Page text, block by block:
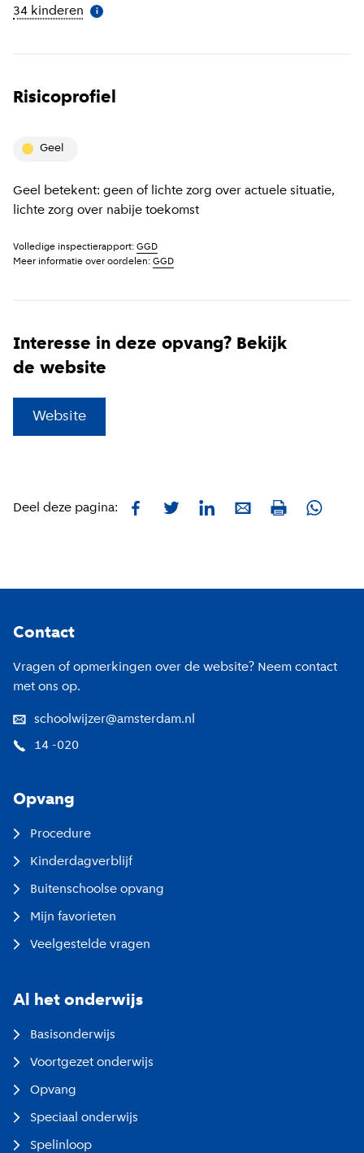
34 kinderen Meer informatie
i
Risicoprofiel
geel
Geel betekent: geen of lichte zorg over actuele situatie,
lichte zorg over nabije toekomst
Volledige inspectierapport: GGD
Meer informatie over oordelen: GGD
Interesse in deze opvang? Bekijk
de website
Website
Deel deze pagina: FacebookTwitterLinkedInE-mailPrint
Contact
Vragen of opmerkingen over de website? Neem contact
met ons op.
schoolwijzer@amsterdam.nl
14 -020
Opvang
Procedure
Kinderdagverblijf
Buitenschoolse opvang
Mijn favorieten
Veelgestelde vragen
Al het onderwijs
Basisonderwijs
Voortgezet onderwijs
Opvang
Speciaal onderwijs
Spelinloop